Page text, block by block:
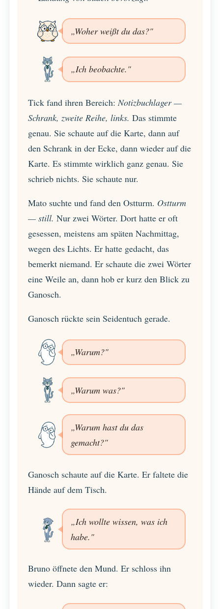
„Woher weißt du das?"
„Ich beobachte."
Tick fand ihren Bereich:Notizbuchlager —
Schrank, zweite Reihe, links. Das stimmte
genau. Sie schaute auf die Karte, dann auf
den Schrank in der Ecke, dann wieder auf die
Karte. Es stimmte wirklich ganz genau. Sie
schrieb nichts. Sie schaute nur.
Mato suchte und fand den Ostturm. Ostturm
— still. Nur zwei Wörter. Dort hatte er oft
gesessen, meistens am späten Nachmittag,
wegen des Lichts. Er hatte gedacht, das
bemerkt niemand. Er schaute die zwei Wörter
eine Weile an, dann hob er kurz den Blick zu
Ganosch.
Ganosch rückte sein Seidentuch gerade.
„Warum?"
„Warum was?"
„Warum hast du das
gemacht?"
Ganosch schaute auf die Karte. Er faltete die
Hände auf dem Tisch.
„Ich wollte wissen, was ich
habe."
Bruno öffnete den Mund. Er schloss ihn
wieder. Dann sagte er: